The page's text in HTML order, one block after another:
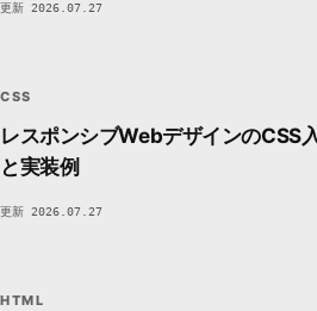
更新 2026.07.27
CSS
レスポンシブWebデザインのCSS
と実装例
更新 2026.07.27
HTML